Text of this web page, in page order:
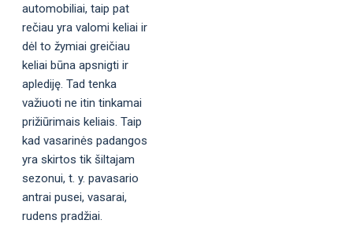
automobiliai, taip pat
rečiau yra valomi keliai ir
dėl to žymiai greičiau
keliai būna apsnigti ir
aplediję. Tad tenka
važiuoti ne itin tinkamai
prižiūrimais keliais. Taip
kad vasarinės padangos
yra skirtos tik šiltajam
sezonui, t. y. pavasario
antrai pusei, vasarai,
rudens pradžiai.